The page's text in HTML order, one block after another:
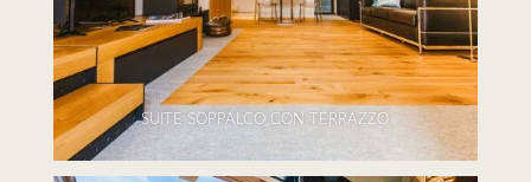
SUITE SOPPALCO CON TERRAZZO